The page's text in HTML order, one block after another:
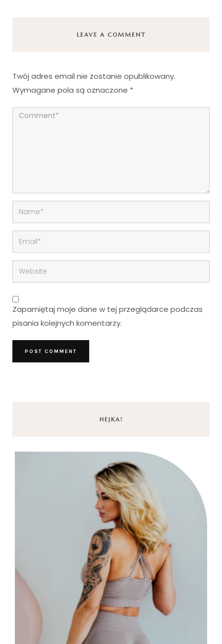
LEAVE A COMMENT
Twój adres email nie zostanie opublikowany.
Wymagane pola są oznaczone *
Zapamiętaj moje dane w tej przeglądarce podczas
pisania kolejnych komentarzy.
HEJKA!